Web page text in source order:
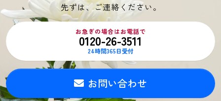
先ずは、ご連絡ください。
お急ぎの場合はお電話で
0120-26-3511
24時間365日受付
お問い合わせ